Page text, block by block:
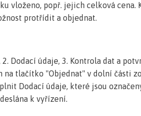
vloženo, popř. jejich celková cena.
protřídit a objednat.
Dodací údaje, 3. Kontrola dat a
tlačítko "Objednat" v dolní části
Dodací údaje, které jsou
k vyřízení.